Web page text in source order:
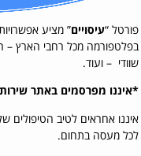
פורטל “עיסויים” מציע
בפלטפורמה מכל רחבי הארץ –
שוודי – ועוד.
*איננו מפרסמים באתר
איננו אחראים לטיב
לכל מעסה בתחום.